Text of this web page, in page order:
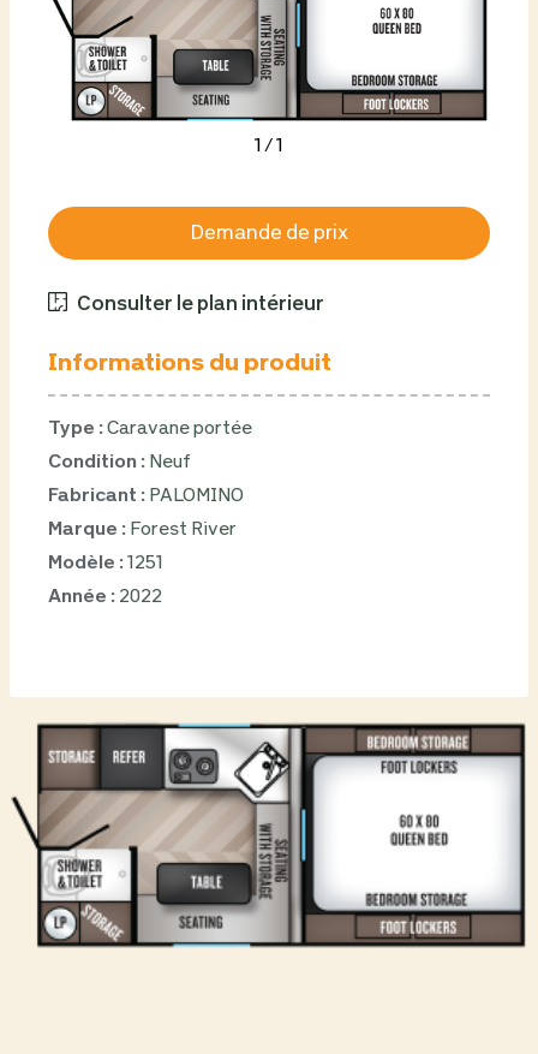
1 /1
Demande de prix
Consulter le plan intérieur
Informations du produit
Type :Caravane portée
Condition : Neuf
Fabricant : PALOMINO
Marque : Forest River
Modèle :1251
Année : 2022